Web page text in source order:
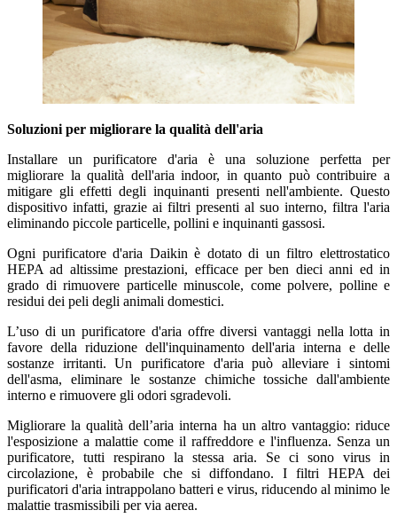
Soluzioni per migliorare la qualità dell'aria
Installare un purificatore d'aria è una soluzione perfetta per
migliorare la qualità dell'aria indoor, in quanto può contribuire a
mitigare gli effetti degli inquinanti presenti nell'ambiente. Questo
dispositivo infatti, grazie ai filtri presenti al suo interno, filtra l'aria
eliminando piccole particelle, pollini e inquinanti gassosi.
Ogni purificatore d'aria Daikin è dotato di un filtro elettrostatico
HEPA ad altissime prestazioni, efficace per ben dieci anni ed in
grado di rimuovere particelle minuscole, come polvere, polline e
residui dei peli degli animali domestici.
L’uso di un purificatore d'aria offre diversi vantaggi nella lotta in
favore della riduzione dell'inquinamento dell'aria interna e delle
sostanze irritanti. Un purificatore d'aria può alleviare i sintomi
dell'asma, eliminare le sostanze chimiche tossiche dall'ambiente
interno e rimuovere gli odori sgradevoli.
Migliorare la qualità dell’aria interna ha un altro vantaggio: riduce
l'esposizione a malattie come il raffreddore e l'influenza. Senza un
purificatore, tutti respirano la stessa aria. Se ci sono virus in
circolazione, è probabile che si diffondano. I filtri HEPA dei
purificatori d'aria intrappolano batteri e virus, riducendo al minimo le
malattie trasmissibili per via aerea.